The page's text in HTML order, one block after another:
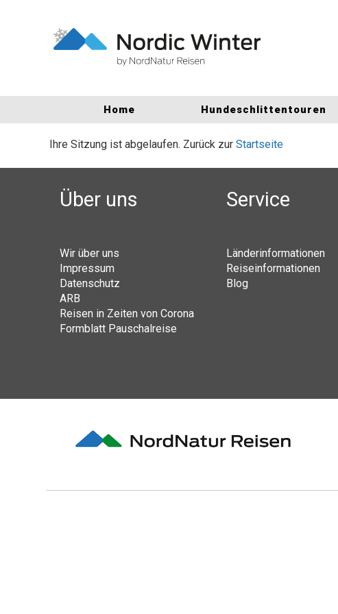
Home Hundeschlittentouren
Ihre Sitzung ist abgelaufen. Zurück zur Startseite
Über uns
Wir über uns
Impressum
Datenschutz
ARB
Reisen in Zeiten von Corona
Formblatt Pauschalreise
Service
Länderinformationen
Reiseinformationen
Blog